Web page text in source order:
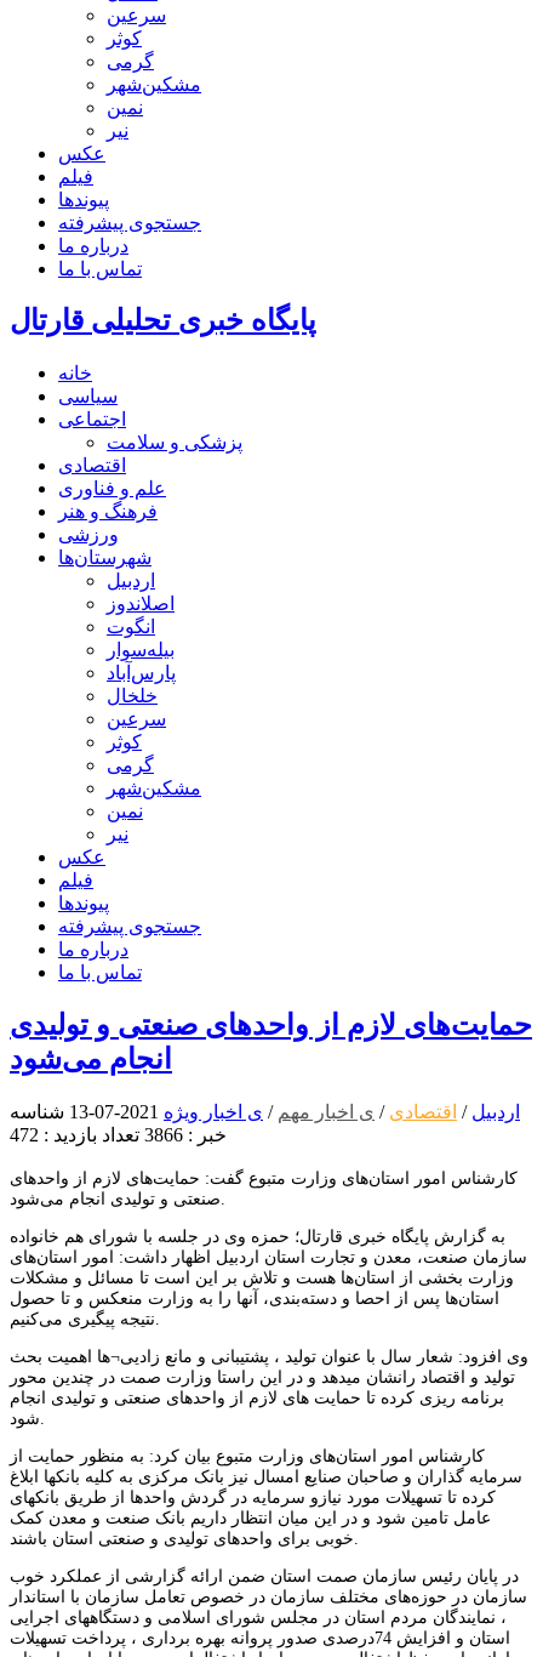
سرعین
کوثر
گرمی
مشکین‌شهر
نمین
نیر
عکس
فیلم
پیوندها
جستجوی پیشرفته
درباره ما
تماس با ما
پایگاه خبری تحلیلی قارتال
خانه
سیاسی
اجتماعی
پزشکی و سلامت
اقتصادی
علم و فناوری
فرهنگ و هنر
ورزشی
شهرستان‌ها
اردبیل
اصلاندوز
انگوت
بیله‌سوار
پارس‌آباد
خلخال
سرعین
کوثر
گرمی
مشکین‌شهر
نمین
نیر
عکس
فیلم
پیوندها
جستجوی پیشرفته
درباره ما
تماس با ما
حمایت‌های لازم از واحدهای صنعتی و تولیدی
انجام می‌شود
اردبیل / اقتصادی / ی اخبار مهم / ی اخبار ویژه 2021-07-13
شناسه
خبر : 3866
تعداد بازدید : 472
کارشناس امور استان‌های وزارت متبوع گفت: حمایت‌های لازم از واحدهای
صنعتی و تولیدی انجام می‌شود.
به گزارش پایگاه خبری قارتال؛ حمزه وی در جلسه با شورای هم خانواده
سازمان صنعت، معدن و تجارت استان اردبیل اظهار داشت: امور استان‌های
وزارت بخشی از استان‌ها هست و تلاش بر این است تا مسائل و مشکلات
استان‌ها پس از احصا و دسته‌بندی، آنها را به وزارت منعکس و تا حصول
نتیجه پیگیری می‌کنیم.
وی افزود: شعار سال با عنوان تولید ، پشتیبانی و مانع زادیی¬ها اهمیت بحث
تولید و اقتصاد رانشان میدهد و در این راستا وزارت صمت در چندین محور
برنامه ریزی کرده تا حمایت های لازم از واحدهای صنعتی و تولیدی انجام
شود.
کارشناس امور استان‌های وزارت متبوع بیان کرد: به منظور حمایت از
سرمایه گذاران و صاحبان صنایع امسال نیز بانک مرکزی به کلیه بانکها ابلاغ
کرده تا تسهیلات مورد نیازو سرمایه در گردش واحدها از طریق بانکهای
عامل تامین شود و در این میان انتظار داریم بانک صنعت و معدن کمک
خوبی برای واحدهای تولیدی و صنعتی استان باشند.
در پایان رئیس سازمان صمت استان ضمن ارائه گزارشی از عملکرد خوب
سازمان در حوزه‌های مختلف سازمان در خصوص تعامل سازمان با استاندار
، نمایندگان مردم استان در مجلس شورای اسلامی و دستگاههای اجرایی
استان و افزایش 74درصدی صدور پروانه بهره برداری ، پرداخت تسهیلات